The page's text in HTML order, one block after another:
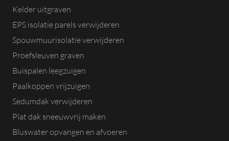
Kelder uitgraven
EPS isolatie parels verwijderen
Spouwmuurisolatie verwijderen
Proefsleuven graven
Buispalen leegzuigen
Paalkoppen vrijzuigen
Sedumdak verwijderen
Plat dak sneeuwvrij maken
Bluswater opvangen en afvoeren